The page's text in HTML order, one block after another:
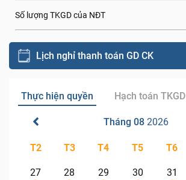
Số lượng TKGD của NĐT
Lịch nghỉ thanh toán GD CK
Thực hiện quyền Hạch toán TKGD
Tháng 08 2026
T2 T3 T4 T5 T6
27 28 29 30 31